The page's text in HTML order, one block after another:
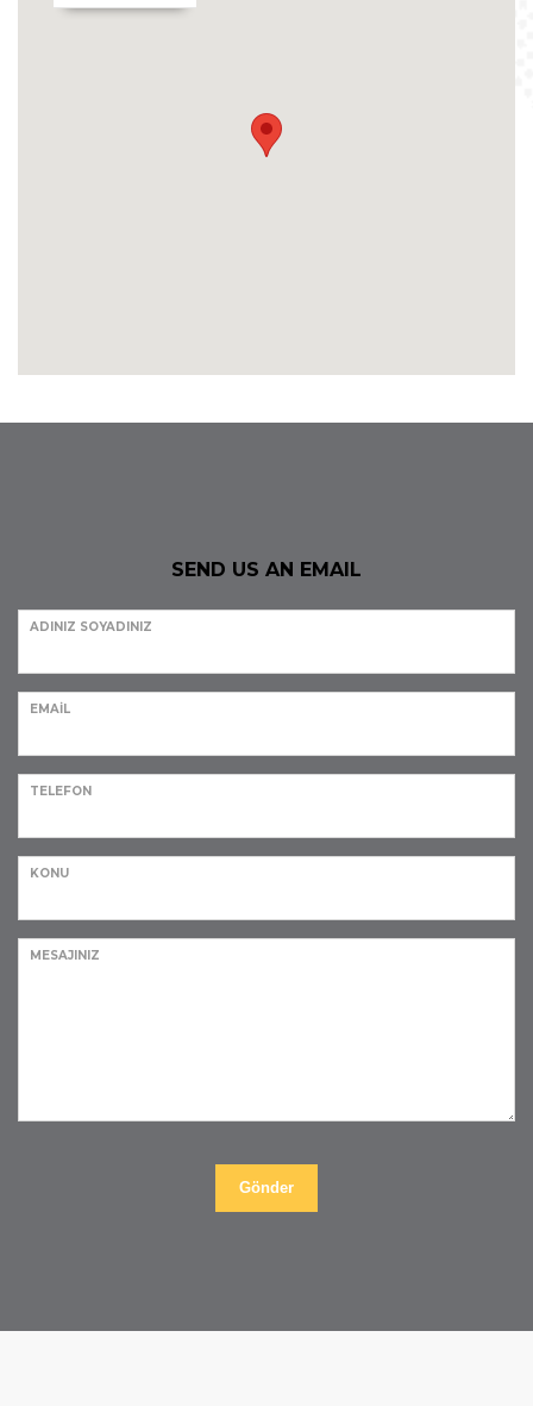
SEND US AN EMAIL
ADINIZ SOYADINIZ
EMAIL
TELEFON
KONU
MESAJINIZ
Gönder